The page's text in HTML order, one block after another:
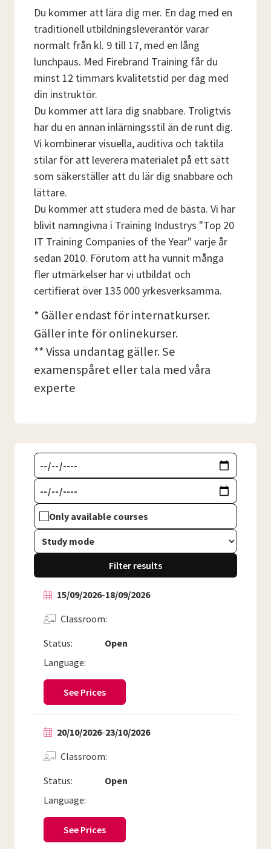
Du kommer att lära dig mer. En dag med en
traditionell utbildningsleverantör varar
normalt från kl. 9 till 17, med en lång
lunchpaus. Med Firebrand Training får du
minst 12 timmars kvalitetstid per dag med
din instruktör.
Du kommer att lära dig snabbare. Troligtvis
har du en annan inlärningsstil än de runt dig.
Vi kombinerar visuella, auditiva och taktila
stilar för att leverera materialet på ett sätt
som säkerställer att du lär dig snabbare och
lättare.
Du kommer att studera med de bästa. Vi har
blivit namngivna i Training Industrys "Top 20
IT Training Companies of the Year" varje år
sedan 2010. Förutom att ha vunnit många
fler utmärkelser har vi utbildat och
certifierat över 135 000 yrkesverksamma.
* Gäller endast för internatkurser.
Gäller inte för onlinekurser.
** Vissa undantag gäller. Se
examenspåret eller tala med våra
experte
Only available courses
Filter results
15/09/2026-18/09/2026
Status: Open
Classroom
Language:
See Prices
20/10/2026-23/10/2026
Status: Open
Classroom
Language:
See Prices